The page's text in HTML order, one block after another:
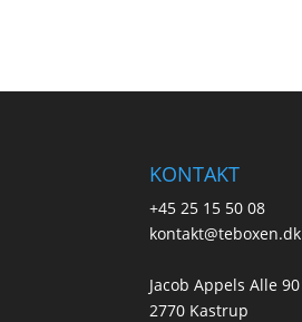
KONTAKT
+45 25 15 50 08
kontakt@teboxen.dk
Jacob Appels Alle 90
2770 Kastrup